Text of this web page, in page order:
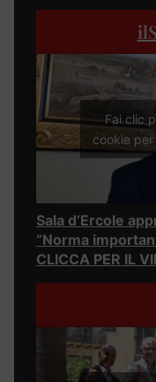
Fai clic
cookie
Sala d’Ercole
“Norma
CLICCA PER IL